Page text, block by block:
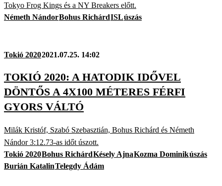
Tokyo Frog Kings és a NY Breakers előtt.
Németh NándorBohus RichárdISLúszás
Tokió 20202021.07.25. 14:02
TOKIÓ 2020: A HATODIK IDŐVEL
DÖNTŐS A 4X100 MÉTERES FÉRFI
GYORS VÁLTÓ
Milák Kristóf, Szabó Szebasztián, Bohus Richárd és Németh
Nándor 3:12.73-as időt úszott.
Tokió 2020Bohus RichárdKésely AjnaKozma Dominikúszás
Burián KatalinTelegdy Ádám